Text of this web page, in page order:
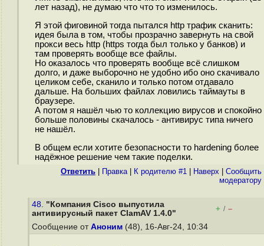
лет назад), не думаю что что то изменилось.
Я этой фиговиной тогда пытался http трафик сканить:
идея была в том, чтобы прозрачно завернуть на свой
прокси весь http (https тогда был только у банков) и
там проверять вообще все файлы.
Но оказалось что проверять вообще всё слишком
долго, и даже выборочно не удобно ибо оно скачивало
целиком себе, сканило и только потом отдавало
дальше. На больших файлах ловились таймауты в
браузере.
А потом я нашёл чью то коллекцию вирусов и спокойно
больше половины скачалось - антивирус типа ничего
не нашёл.
В общем если хотите безопасности то hardening более
надёжное решение чем такие поделки.
Ответить Правка| К родителю #1 Наверх
Cообщить
модератору
48. "Компания Cisco выпустила
антивирусный пакет ClamAV 1.4.0"
+ / –
Сообщение от Аноним (48), 16-Авг-24, 10:34